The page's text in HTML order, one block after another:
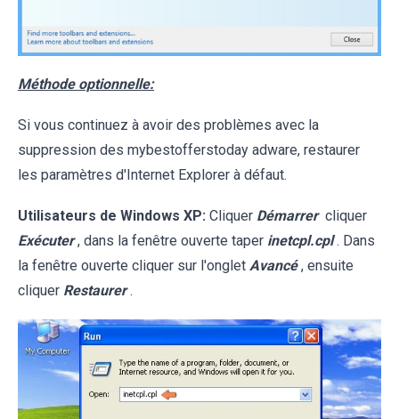
Méthode optionnelle:
Si vous continuez à avoir des problèmes avec la
suppression des mybestofferstoday adware, restaurer
les paramètres d'Internet Explorer à défaut.
Utilisateurs de Windows XP: Cliquer Démarrer cliquer
Exécuter , dans la fenêtre ouverte taper inetcpl.cpl . Dans
la fenêtre ouverte cliquer sur l'onglet Avancé , ensuite
cliquer Restaurer .